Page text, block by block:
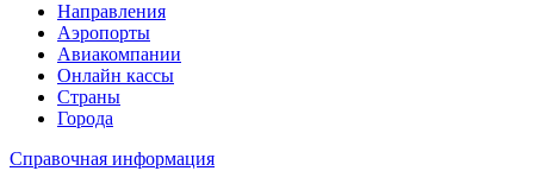
Направления
Аэропорты
Авиакомпании
Онлайн кассы
Страны
Города
Справочная информация